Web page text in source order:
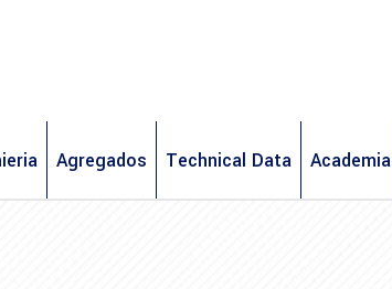
Agregados Technical Data Academia